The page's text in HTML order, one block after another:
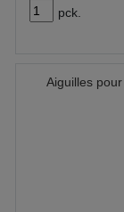
pck.
Aiguilles